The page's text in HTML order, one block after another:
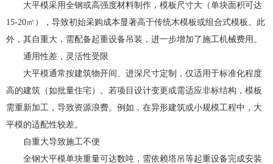
大平模采用全钢或高强度材料制作，模板尺寸大（单块面积可达
15-20㎡），导致初始采购成本显著高于传统木模板或组合式模板。此
外，其自重大，需配备起重设备吊装，进一步增加了施工机械费用。
通用性差，灵活性受限
大平模通常按建筑物开间、进深尺寸定制，仅适用于标准化程度
高的建筑（如批量住宅）。若项目设计变更或需适应非标结构，模板
需重新加工，导致资源浪费。例如，在异形建筑或小规模工程中，大
平模的适配性较差。
自重大导致施工不便
全钢大平模单块重量可达数吨，需依赖塔吊等起重设备完成安装